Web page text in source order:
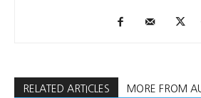
RELATED ARTICLES MORE FROM